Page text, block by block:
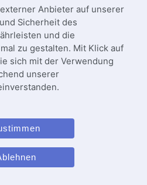
Anbieter auf unserer
Sicherheit des
und die
zu gestalten. Mit Klick auf
sich mit der Verwendung
unserer